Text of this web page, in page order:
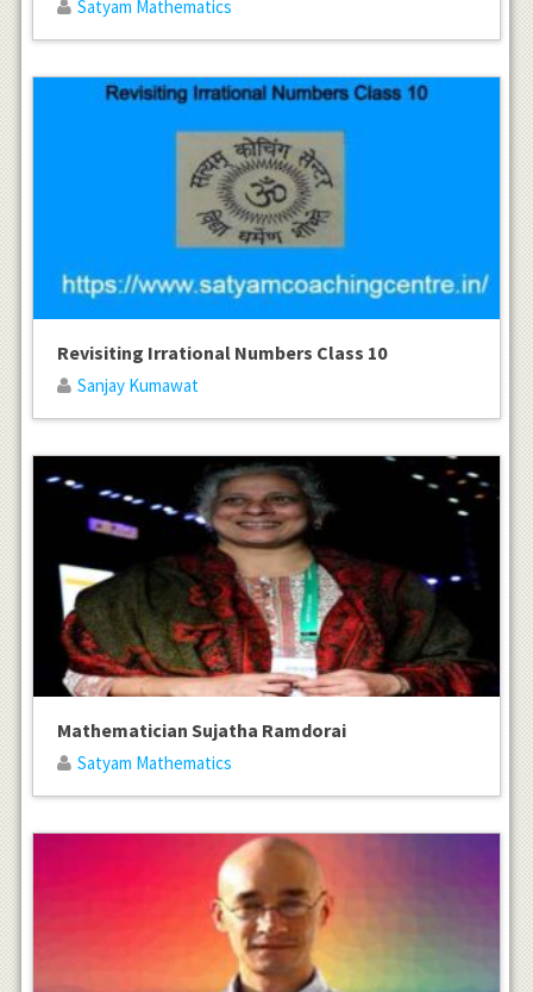
Satyam Mathematics
Revisiting Irrational Numbers Class 10
Sanjay Kumawat
Mathematician Sujatha Ramdorai
Satyam Mathematics